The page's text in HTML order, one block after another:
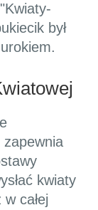
był
zapewnia
kwiaty
całej